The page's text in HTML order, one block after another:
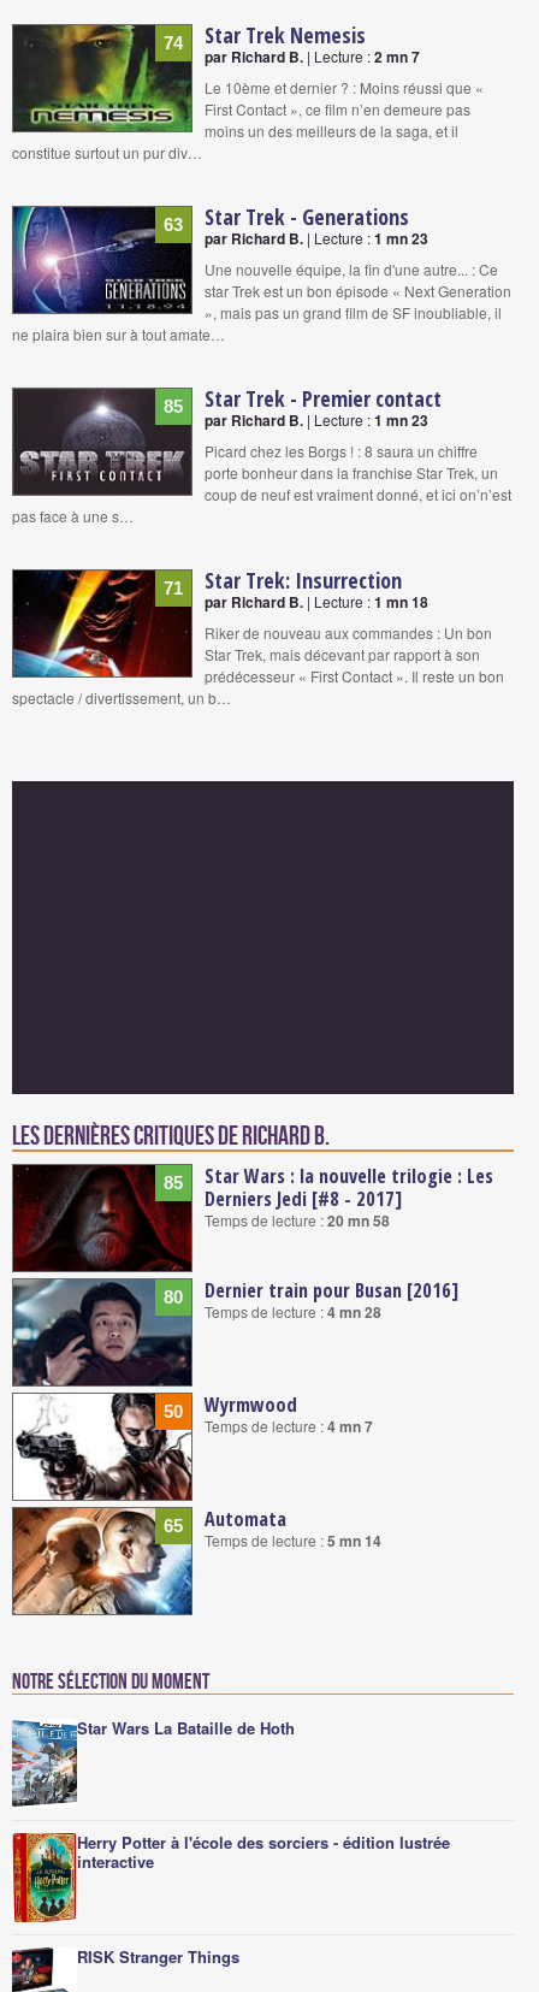
74 Star Trek Nemesis
par Richard B. | Lecture :2 mn 7
Le 10ème et dernier ? : Moins réussi que «
First Contact », ce film n’en demeure pas
moins un des meilleurs de la saga, et il
constitue surtout un pur div…
63 Star Trek - Generations
par Richard B. | Lecture :1 mn 23
Une nouvelle équipe, la fin d'une autre... : Ce
star Trek est un bon épisode « Next Generation
», mais pas un grand film de SF inoubliable, il
ne plaira bien sur à tout amate…
85 Star Trek - Premier contact
par Richard B. | Lecture :1 mn 23
Picard chez les Borgs ! : 8 saura un chiffre
porte bonheur dans la franchise Star Trek, un
coup de neuf est vraiment donné, et ici on’n’est
pas face à une s…
71 Star Trek: Insurrection
par Richard B. | Lecture :1 mn 18
Riker de nouveau aux commandes : Un bon
Star Trek, mais décevant par rapport à son
prédécesseur « First Contact ». Il reste un bon
spectacle / divertissement, un b…
Les dernières critiques de Richard B.
85
Star Wars : la nouvelle trilogie : Les
Derniers Jedi [#8 - 2017]
Temps de lecture :20 mn 58
80 Dernier train pour Busan [2016]
Temps de lecture :4 mn 28
50 Wyrmwood
Temps de lecture :4 mn 7
65 Automata
Temps de lecture :5 mn 14
Notre sélection du moment
Star Wars La Bataille de Hoth
Herry Potter à l'école des sorciers - édition lustrée
interactive
RISK Stranger Things